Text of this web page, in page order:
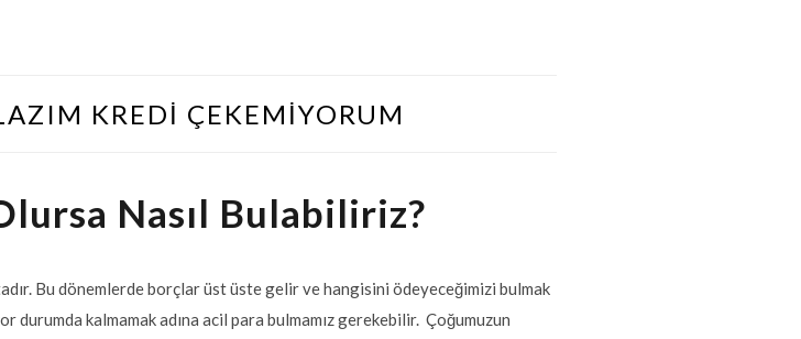
KREDI ÇEKEMIYORUM
Nasıl Bulabiliriz?
Bu dönemlerde borçlar üst üste gelir ve hangisini ödeyeceğimizi bulmak
durumda kalmamak adına acil para bulmamız gerekebilir. Çoğumuzun